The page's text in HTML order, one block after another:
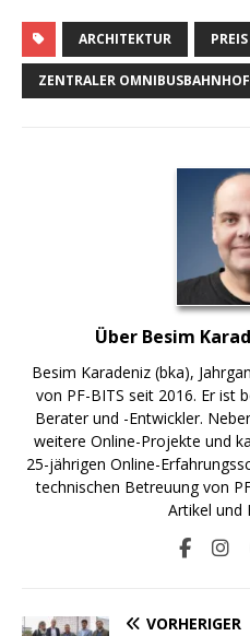
ARCHITEKTUR PREIS
ZENTRALER OMNIBUSBAHNHOF
Über Besim
Besim Karadeniz (bka),
von PF-BITS seit 2016. Er ist
Berater und -Entwickler.
weitere Online-Projekte und
25-jährigen Online-
technischen Betreuung von
Artikel und
VORHERIGER